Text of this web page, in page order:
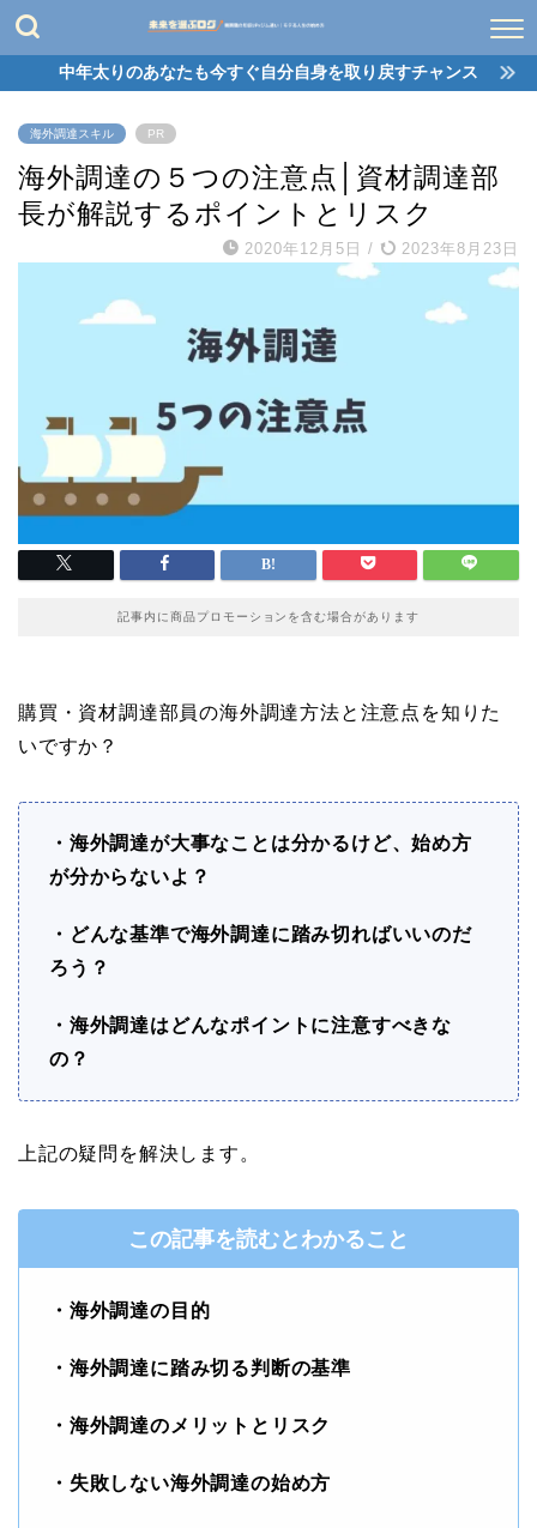
中年太りのあなたも今すぐ自分自身を取り戻すチャンス
海外調達スキル PR
海外調達の５つの注意点│資材調達部
長が解説するポイントとリスク
2020年12月5日 / 2023年8月23日
記事内に商品プロモーションを含む場合があります
購買・資材調達部員の海外調達方法と注意点を知りた
いですか？
・海外調達が大事なことは分かるけど、始め方
が分からないよ？
・どんな基準で海外調達に踏み切ればいいのだ
ろう？
・海外調達はどんなポイントに注意すべきな
の？
上記の疑問を解決します。
この記事を読むとわかること
・海外調達の目的
・海外調達に踏み切る判断の基準
・海外調達のメリットとリスク
・失敗しない海外調達の始め方